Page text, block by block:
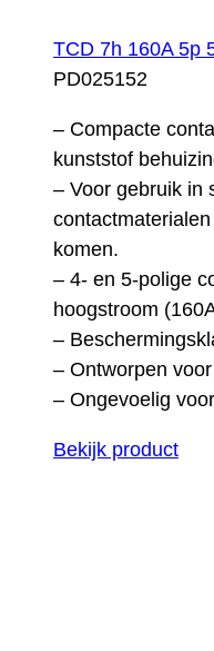
TCD 7h 160A 5p
PD025152
– Compacte
kunststof
– Voor gebruik in
komen.
– 4- en 5-polige
hoogstroom
–
– Ontworpen
– Ongevoelig
Bekijk product